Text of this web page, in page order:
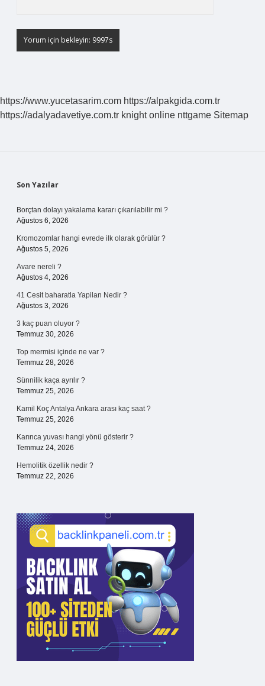
https://www.yucetasarim.com https://alpakgida.com.tr
https://adalyadavetiye.com.tr knight online nttgame Sitemap
Sidebar
Son Yazılar
Borçtan dolayı yakalama kararı çıkarılabilir mi ?
Ağustos 6, 2026
Kromozomlar hangi evrede ilk olarak görülür ?
Ağustos 5, 2026
Avare nereli ?
Ağustos 4, 2026
41 Cesit baharatla Yapilan Nedir ?
Ağustos 3, 2026
3 kaç puan oluyor ?
Temmuz 30, 2026
Top mermisi içinde ne var ?
Temmuz 28, 2026
Sünnilik kaça ayrılır ?
Temmuz 25, 2026
Kamil Koç Antalya Ankara arası kaç saat ?
Temmuz 25, 2026
Karınca yuvası hangi yönü gösterir ?
Temmuz 24, 2026
Hemolitik özellik nedir ?
Temmuz 22, 2026